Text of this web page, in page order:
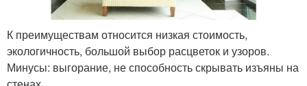
К преимуществам относится низкая стоимость,
экологичность, большой выбор расцветок и узоров.
Минусы: выгорание, не способность скрывать изъяны на